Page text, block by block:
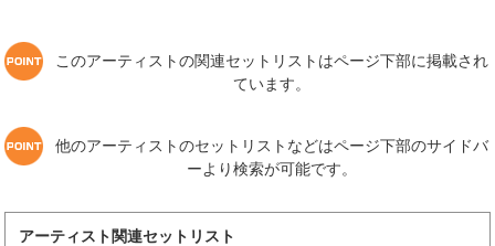
このアーティストの関連セットリストはページ下部に掲載され
ています。
他のアーティストのセットリストなどはページ下部のサイドバ
ーより検索が可能です。
アーティスト関連セットリスト